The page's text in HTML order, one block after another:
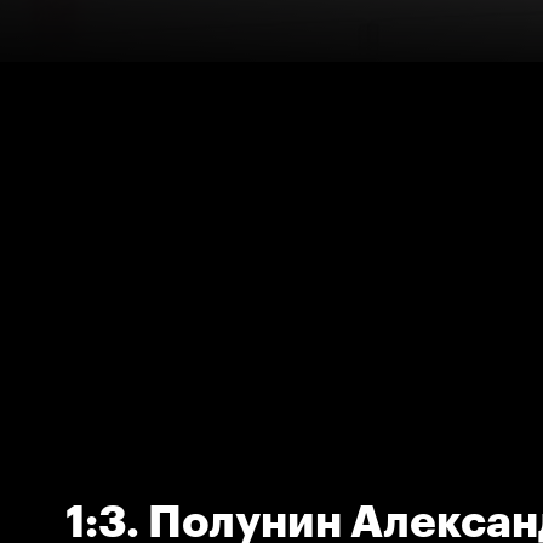
1:3. Полунин